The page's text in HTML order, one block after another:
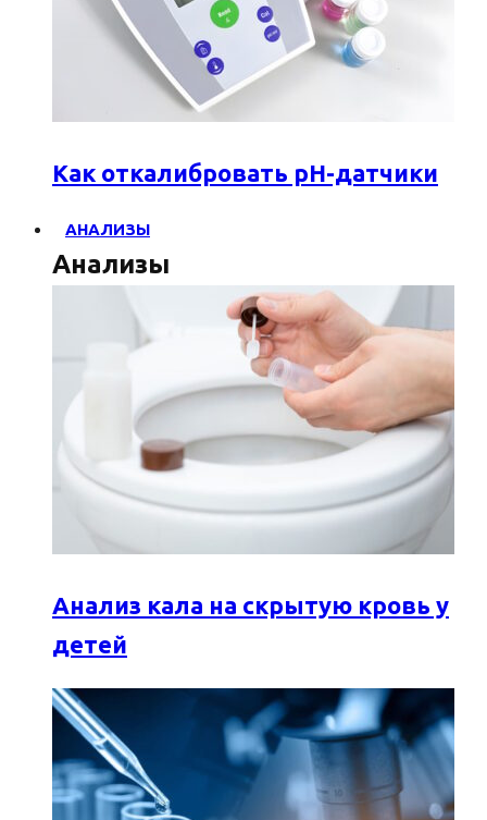
Как откалибровать pH-датчики
АНАЛИЗЫ
Анализы
Анализ кала на скрытую кровь у
детей